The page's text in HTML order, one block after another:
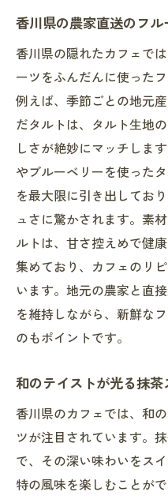
香川県の農家直送のフル
香川県の隠れたカフェで
ーツをふんだんに使った
例えば、季節ごとの地元
だタルトは、タルト生地
しさが絶妙にマッチしま
やブルーベリーを使った
を最大限に引き出してお
ュさに驚かされます。素
ルトは、甘さ控えめで健
集めており、カフェのリ
います。地元の農家と直
を維持しながら、新鮮な
のもポイントです。
和のテイストが光る抹茶
香川県のカフェでは、和
ツが注目されています。
で、その深い味わいをス
特の風味を楽しむことが